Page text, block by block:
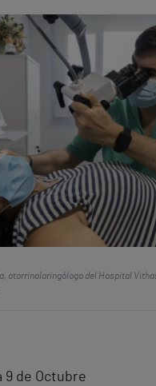
otorrinolaringólogo del Hospital
9 de Octubre